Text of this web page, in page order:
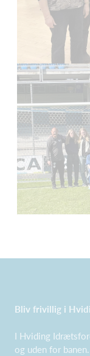
Bliv frivillig i
I Hviding
og uden for